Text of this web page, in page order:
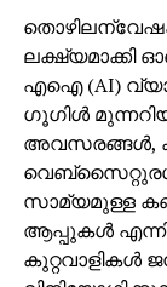
ലക്ഷ്യമാക്കി
എഐ (AI)
ഗൂഗിള്‍
അവസരങ്ങള്‍,
സാമ്യമുള്ള
ആപ്പുകള്‍
കുറ്റവാളികള്‍